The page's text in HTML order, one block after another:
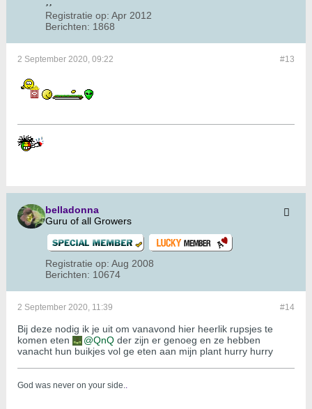
Registratie op: Apr 2012
Berichten: 1868
#13
2 September 2020, 09:22
belladonna
Guru of all Growers
Registratie op: Aug 2008
Berichten: 10674
#14
2 September 2020, 11:39
Bij deze nodig ik je uit om vanavond hier heerlik rupsjes te
komen eten
QnQ der zijn er genoeg en ze hebben
vanacht hun buikjes vol ge eten aan mijn plant hurry hurry
God was never on your side..